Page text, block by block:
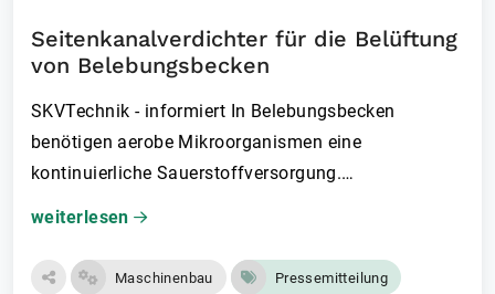
Seitenkanalverdichter für die Belüftung
von Belebungsbecken
SKVTechnik - informiert In Belebungsbecken
benötigen aerobe Mikroorganismen eine
kontinuierliche Sauerstoffversorgung­.…
weiterlesen
Maschinenbau Pressemitteilung